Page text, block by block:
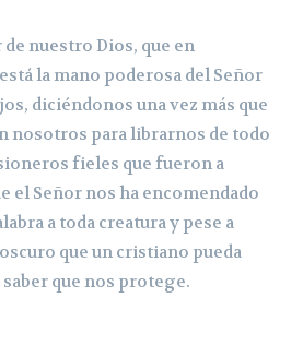
nuestro Dios, que en
la mano poderosa del Señor
diciéndonos una vez más que
nosotros para librarnos de todo
fieles que fueron a
el Señor nos ha encomendado
a toda creatura y pese a
que un cristiano pueda
que nos protege.